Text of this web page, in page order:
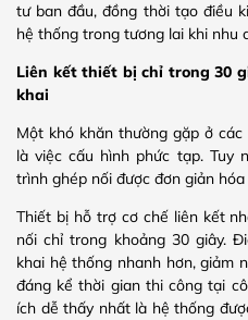
tư ban đầu, đồng thời tạo điều
hệ thống trong tương lai khi nhu
Liên kết thiết bị chỉ trong 30
khai
Một khó khăn thường gặp ở
là việc cấu hình phức tạp. Tuy
trình ghép nối được đơn giản
Thiết bị hỗ trợ cơ chế liên kết
nối chỉ trong khoảng 30 giây.
khai hệ thống nhanh hơn, giảm
đáng kể thời gian thi công tại
ích dễ thấy nhất là hệ thống